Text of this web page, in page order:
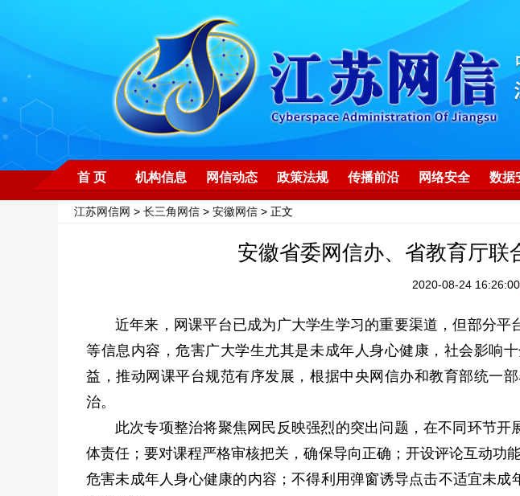
首 页 机构信息 网信动态 政策法规 传播前沿 网络安全 数据
江苏网信网 > 长三角网信 > 安徽网信 > 正文
安徽省委网信办、省教育厅
2020-08-24 16:26:00
近年来，网课平台已成为广大学生学习的重要渠道，但部分
等信息内容，危害广大学生尤其是未成年人身心健康，社会影响
益，推动网课平台规范有序发展，根据中央网信办和教育部统一
治。
此次专项整治将聚焦网民反映强烈的突出问题，在不同环节
体责任；要对课程严格审核把关，确保导向正确；开设评论互动功
危害未成年人身心健康的内容；不得利用弹窗诱导点击不适宜未